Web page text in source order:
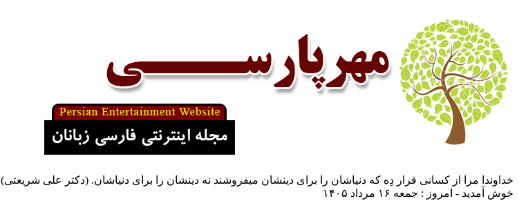
خداوندا مرا از کسانی قرار دِه که دنیاشان را برای دینشان میفروشند نه دینشان را برای دنیاشان. (دکتر علی شریعتی)
خوش آمدید - امروز : جمعه ۱۶ مرداد ۱۴۰۵